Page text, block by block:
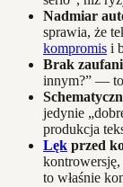
Nadmiar
sprawia, że
kompromis i
Brak
innym?” —
jedynie
produkcja
Lęk przed
kontrowersję,
to właśnie